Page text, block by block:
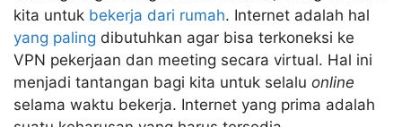
kita untuk bekerja dari rumah. Internet adalah hal
yang paling dibutuhkan agar bisa terkoneksi ke
VPN pekerjaan dan meeting secara virtual. Hal ini
menjadi tantangan bagi kita untuk selalu online
selama waktu bekerja. Internet yang prima adalah